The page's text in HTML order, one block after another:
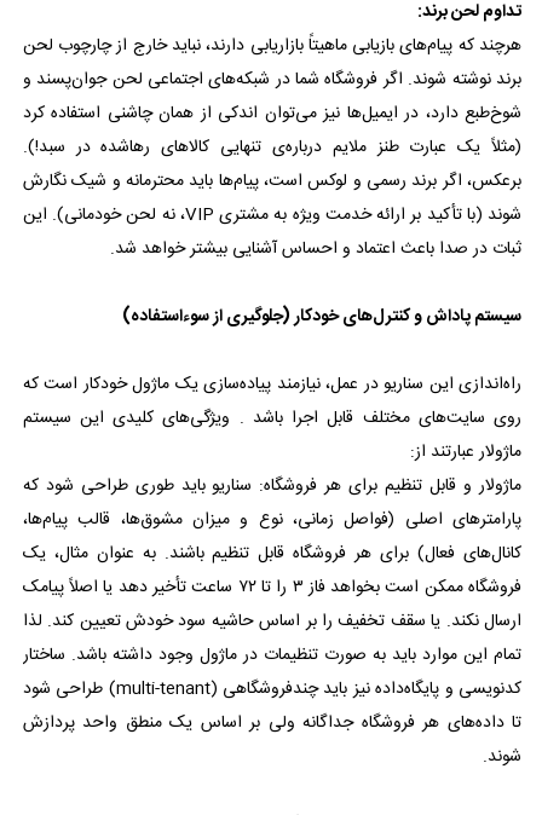
تداوم لحن برند:
هرچند که پیام‌های بازیابی ماهیتاً بازاریابی دارند، نباید خارج از چارچوب لحن
برند نوشته شوند. اگر فروشگاه شما در شبکه‌های اجتماعی لحن جوان‌پسند و
شوخ‌طبع دارد، در ایمیل‌ها نیز می‌توان اندکی از همان چاشنی استفاده کرد
(مثلاً یک عبارت طنز ملایم درباره‌ی تنهایی کالاهای رهاشده در سبد!).
برعکس، اگر برند رسمی و لوکس است، پیام‌ها باید محترمانه و شیک نگارش
شوند (با تأکید بر ارائه خدمت ویژه به مشتری VIP، نه لحن خودمانی). این
ثبات در صدا باعث اعتماد و احساس آشنایی بیشتر خواهد شد.
سیستم پاداش و کنترل‌های خودکار (جلوگیری از سوءاستفاده)
راه‌اندازی این سناریو در عمل، نیازمند پیاده‌سازی یک ماژول خودکار است که
روی سایت‌های مختلف قابل اجرا باشد . ویژگی‌های کلیدی این سیستم
ماژولار عبارتند از:
ماژولار و قابل تنظیم برای هر فروشگاه: سناریو باید طوری طراحی شود که
پارامترهای اصلی (فواصل زمانی، نوع و میزان مشوق‌ها، قالب پیام‌ها،
کانال‌های فعال) برای هر فروشگاه قابل تنظیم باشند. به عنوان مثال، یک
فروشگاه ممکن است بخواهد فاز ۳ را تا ۷۲ ساعت تأخیر دهد یا اصلاً پیامک
ارسال نکند. یا سقف تخفیف را بر اساس حاشیه سود خودش تعیین کند. لذا
تمام این موارد باید به صورت تنظیمات در ماژول وجود داشته باشد. ساختار
کدنویسی و پایگاه‌داده نیز باید چندفروشگاهی (multi-tenant) طراحی شود
تا داده‌های هر فروشگاه جداگانه ولی بر اساس یک منطق واحد پردازش
شوند.